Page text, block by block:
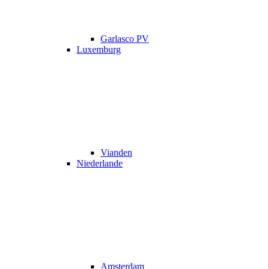
Garlasco PV
Luxemburg
Vianden
Niederlande
Amsterdam